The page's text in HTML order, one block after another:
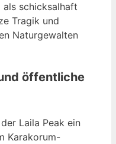
als schicksalhaft
Tragik und
Naturgewalten
öffentliche
Laila Peak ein
Karakorum-